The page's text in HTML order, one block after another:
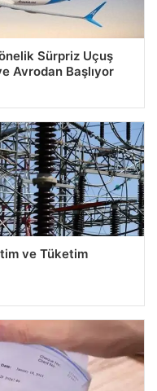
Sürpriz Uçuş
Avrodan Başlıyor
ve Tüketim